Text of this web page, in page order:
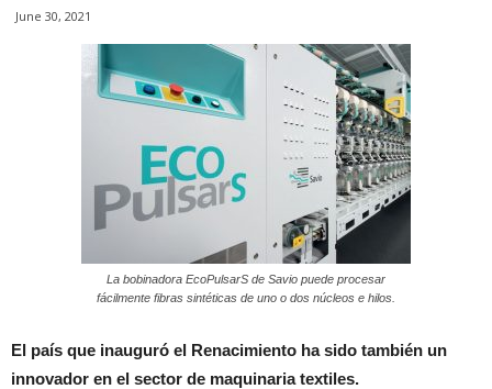
June 30, 2021
La bobinadora EcoPulsarS de Savio puede procesar
fácilmente fibras sintéticas de uno o dos núcleos e hilos.
El país que inauguró el Renacimiento ha sido también un
innovador en el sector de maquinaria textiles.